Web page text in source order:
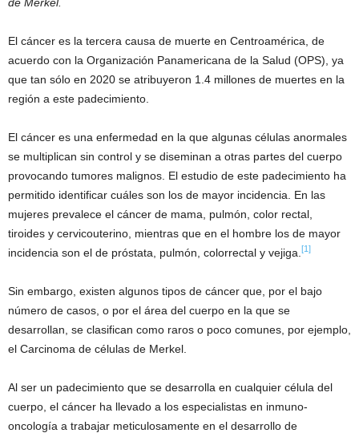
El cáncer es la tercera causa de muerte en Centroamérica, de
acuerdo con la Organización Panamericana de la Salud (OPS), ya
que tan sólo en 2020 se atribuyeron 1.4 millones de muertes en la
región a este padecimiento.
El cáncer es una enfermedad en la que algunas células anormales
se multiplican sin control y se diseminan a otras partes del cuerpo
provocando tumores malignos. El estudio de este padecimiento ha
permitido identificar cuáles son los de mayor incidencia. En las
mujeres prevalece el cáncer de mama, pulmón, color rectal,
tiroides y cervicouterino, mientras que en el hombre los de mayor
incidencia son el de próstata, pulmón, colorrectal y vejiga. [1]
Sin embargo, existen algunos tipos de cáncer que, por el bajo
número de casos, o por el área del cuerpo en la que se
desarrollan, se clasifican como raros o poco comunes, por ejemplo,
el Carcinoma de células de Merkel.
Al ser un padecimiento que se desarrolla en cualquier célula del
cuerpo, el cáncer ha llevado a los especialistas en inmuno-
oncología a trabajar meticulosamente en el desarrollo de